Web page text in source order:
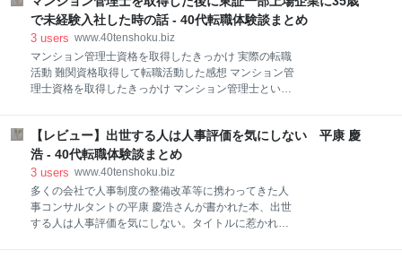
ろと響くところが多かった。 まず、なぜコミュニケー
ション能力がますます重要になっているか、というこ
とについては冒
末、事業所内全員宛「連休明け朝9時、全員招集」の
メールが届きました。 内容は組織変更の説明との事で
詳細はありませんでした。 当日、事業所長をはじめ人
事部や組織の上層部が顔を揃えており重苦しい雰囲気
で人事部からの説明がありました。 「現在事業所で行
っているすべての業務を外注し移管する。現在社員と
出向先の社員として再就職するか、会社側の用意する
民間の就職支援サポートを受けるかを選択して欲し
い。」 グローバルの方針のもと会社全体の組織変更で
あり決定事項
で未経験入社した時の話 - 40代転職体験談まとめ
3 users www.40tenshoku.biz
マンション管理士資格を取得したきっかけ 実際の転職
活動 難関資格取得して転職活動した感想 マンション管
理士資格を取得したきっかけ マンション管理士という
業務主任者などの国家資格を保有している方や不動産
業で何年も、お仕事をされている経験者が大半なので
資格ガイドでも超難関として分類されている資格で
す。 不動産業界でも、マンション管理士を持っている
方はあまりいませんが、マンション管理士に合格した
私の転職体験についてお話します。 スタディング マン
【レビュー】出世する人は人事評価を気にしない 平康 慶
浩 - 40代転職体験談まとめ
3 users www.40tenshoku.biz
多くの会社で人事制度の整備改革等に携わってきた人
事コンサルタントの平康 慶浩さんが書かれた本、出世
する人は人事評価を気にしない。タイトルに惹かれて